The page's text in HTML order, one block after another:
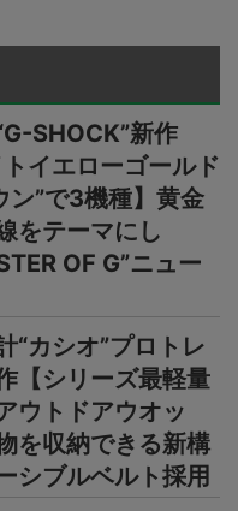
SHOCK”新作
トイエローゴールド
ン”で3機種】黄金
をテーマにし
OF G”ニュー
“カシオ”プロトレ
【シリーズ最軽量
ウトドアウオッ
を収納できる新構
シブルベルト採用